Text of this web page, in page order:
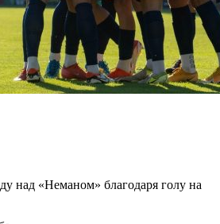
над «Неманом» благодаря голу на